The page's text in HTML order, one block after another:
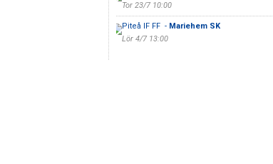
Tor 23/7 10:00
Piteå IF FF - Mariehem SK
Lör 4/7 13:00